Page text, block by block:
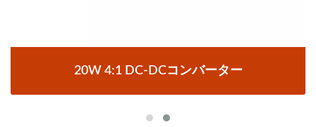
20W 4:1 DC-DCコンバーター